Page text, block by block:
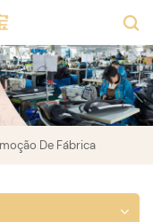
De Fábrica